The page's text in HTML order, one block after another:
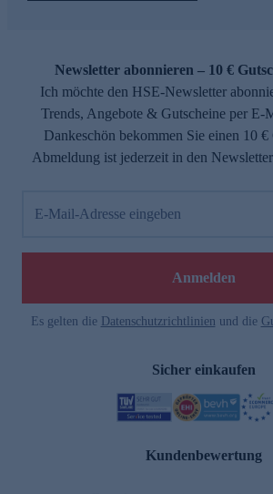
Newsletter abonnieren – 10 €
Ich möchte den HSE-Newsletter
Trends, Angebote & Gutscheine per E-
Dankeschön bekommen Sie einen 10
Abmeldung ist jederzeit in den
E-Mail-Adresse eingeben
Anmelden
Es gelten die Datenschutzrichtlinien und die
Sicher einkaufen
Kundenbewertung